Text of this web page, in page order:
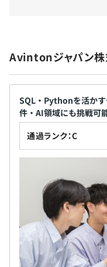
6ヵ月（その間の給与
Avintonジャパン
SQL・Pythonを活か
件・AI領域にも挑戦可
通過ランク：C